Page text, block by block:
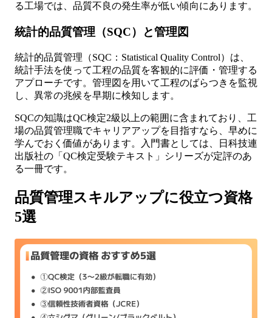
る工場では、品質不良の発生率が低い傾向にあります。
統計的品質管理（SQC）と管理図
統計的品質管理（SQC：Statistical Quality Control）は、
統計手法を使って工程の品質を客観的に評価・管理する
アプローチです。管理図を用いて工程のばらつきを監視
し、異常の兆候を早期に検知します。
SQCの知識はQC検定2級以上の範囲に含まれており、工
場の品質管理職でキャリアアップを目指すなら、早めに
学んでおく価値があります。入門書としては、日科技連
出版社の「QC検定受験テキスト」シリーズが定評のあ
る一冊です。
品質管理スキルアップに役立つ資格
5選